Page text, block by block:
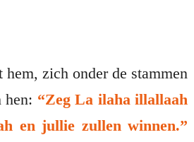
zich onder de stammen
hen: “Zeg La ilaha illallaah
en jullie zullen winnen.”